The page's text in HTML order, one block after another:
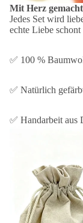
Mit Herz
Jedes Set wird
echte Liebe
✅ 100 %
✅ Natürlich
✅ Handarbeit aus